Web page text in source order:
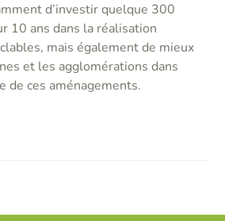
d’investir quelque 300
10 ans dans la réalisation
mais également de mieux
et les agglomérations dans
de ces aménagements.